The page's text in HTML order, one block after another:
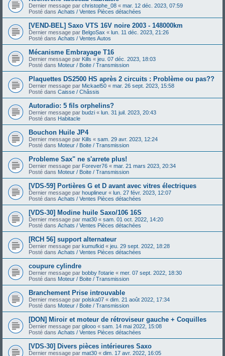
Dernier message par christophe_08 « mar. 12 déc. 2023, 07:59
Posté dans Achats / Ventes Pièces détachées
[VEND-BEL] Saxo VTS 16V noire 2003 - 148000km
Dernier message par BelgoSax « lun. 11 déc. 2023, 21:26
Posté dans Achats / Ventes Autos
Mécanisme Embrayage T16
Dernier message par Kills « jeu. 07 déc. 2023, 18:03
Posté dans Moteur / Boite / Transmission
Plaquettes DS2500 HS après 2 circuits : Problème ou pas??
Dernier message par Mickael50 « mar. 26 sept. 2023, 15:58
Posté dans Caisse / Châssis
Autoradio: 5 fils orphelins?
Dernier message par budzi « lun. 31 juil. 2023, 20:43
Posté dans Habitacle
Bouchon Huile JP4
Dernier message par Kills « sam. 29 avr. 2023, 12:24
Posté dans Moteur / Boite / Transmission
Probleme Sax" ne s'arrete plus!
Dernier message par Forever76 « mar. 21 mars 2023, 20:34
Posté dans Moteur / Boite / Transmission
[VDS-59] Portières G et D avant avec vitres électriques
Dernier message par houplineur « lun. 27 févr. 2023, 12:07
Posté dans Achats / Ventes Pièces détachées
[VDS-30] Modine huile Saxo/106 16S
Dernier message par mat30 « sam. 01 oct. 2022, 14:20
Posté dans Achats / Ventes Pièces détachées
[RCH 56] support alternateur
Dernier message par kumufkid « jeu. 29 sept. 2022, 18:28
Posté dans Achats / Ventes Pièces détachées
coupure cylindre
Dernier message par bobby l'otarie « mer. 07 sept. 2022, 18:30
Posté dans Moteur / Boite / Transmission
Branchement Prise introuvable
Dernier message par polska07 « dim. 21 août 2022, 17:34
Posté dans Moteur / Boite / Transmission
[DON] Miroir et moteur de rétroviseur gauche + Coquilles
Dernier message par gilooo « sam. 14 mai 2022, 15:08
Posté dans Achats / Ventes Pièces détachées
[VDS-30] Divers pièces intérieures Saxo
Dernier message par mat30 « dim. 17 avr. 2022, 16:05